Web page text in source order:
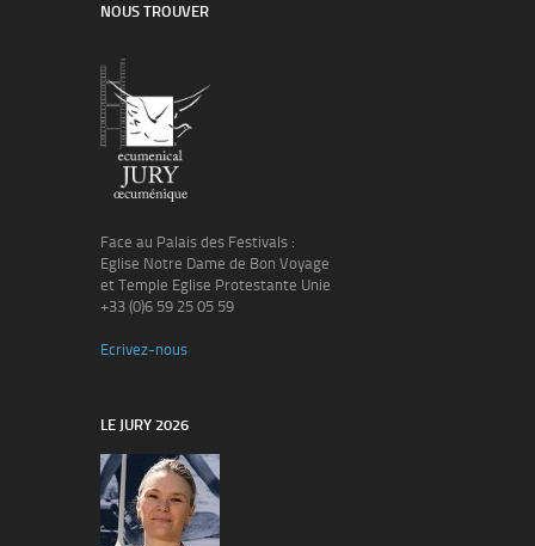
NOUS TROUVER
Face au Palais des Festivals :
Eglise Notre Dame de Bon Voyage
et Temple Eglise Protestante Unie
+33 (0)6 59 25 05 59
Ecrivez-nous
LE JURY 2026